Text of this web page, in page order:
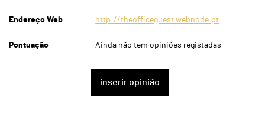
Endereço Web http://theofficeguest.webnode.pt
Pontuação Ainda não tem opiniões registadas
inserir opinião